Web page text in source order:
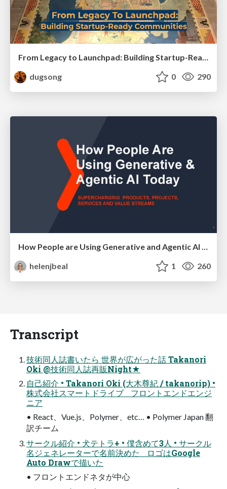
From Legacy to Launchpad: Building Startup-Ready Communities
dugsong
0 290
helenjbeal
1 260
Transcript
技術同人誌書いたら 世界が広がった話 Takanori
Oki @技術同人誌再販Night★
自己紹介 • Takanori Oki (大木尊紀 / takanorip) •
株式会社スマートドライブ フロントエンドエンジ
ニア
• React、Vue.js、Polymer、etc… • Polymer Japan 翻
訳チーム
サークル紹介 • 犬テトラ+ • 僕含めて3人 • サークル
名ジェネレーターで名前決めた ロゴはGoogle
Auto Drawで描いた
• フロントエンドネタが中心